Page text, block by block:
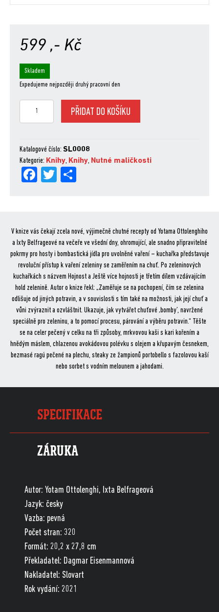
599 ,- Kč
Skladem
Expedujeme nejpozději druhý pracovní den
PŘIDAT DO KOŠÍKU
Katalogové číslo: SL0008
Kategorie: Knihy, Knihy, Nutné maličkosti
Fa
Tw
V knize vás čekají zcela nové, výjimečně chutné recepty od Yotama Ottolenghiho
a Ixty Belfrageové na večeře ve všední dny, ohromující, ale snadno připravitelné
pokrmy pro hosty i bombastická jídla pro uvolněné vaření – kuchařka představuje
revoluční přístup k vaření zeleniny se zaměřením na chuť. Po zeleninových
kuchařkách s názvem Hojnost a Ještě více hojnosti je třetím dílem vzdávajícím
hold zelenině. Autor o knize řekl: „Zaměřuje se na pochopení, čím se zelenina
odlišuje od jiných potravin, a v souvislosti s tím také na možnosti, jak její chuť a
vůni zvýraznit a ozvláštnit. Ukazuje, jak vytvářet chuťové ‚bomby’, navržené
speciálně pro zeleninu, a to pomocí procesu, párování a výběru potravin.“ Těšte
se na celer pečený v celku na tři způsoby, mrkvovou kaši s kari kořením a
hnědým máslem, chlazenou avokádovou polévku s olejem a křupavým česnekem,
bezmasé ragú pečené na plechu, steaky ze žampionů portobello s fazolovou kaší
nebo sorbet s vodním melounem a jahodami.
SPECIFIKACE
ZÁRUKA
Autor: Yotam Ottolenghi, Ixta Belfrageová
Jazyk: česky
Vazba: pevná
Počet stran: 320
Formát: 20,2 x 27,8 cm
Překladatel: Dagmar Eisenmannová
Nakladatel: Slovart
Rok vydání: 2021